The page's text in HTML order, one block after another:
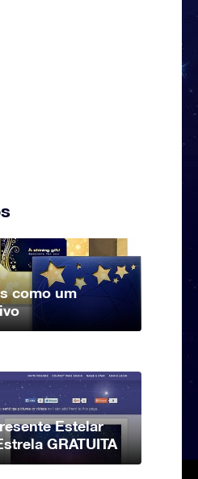
como um
Estelar
GRATUITA